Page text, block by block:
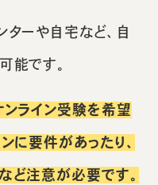
ーや自宅など、自
能です。
ライン受験を希望
に要件があったり、
ど注意が必要です。